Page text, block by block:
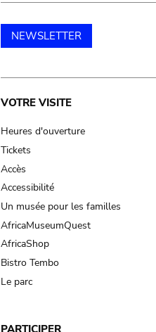
NEWSLETTER
Main
navigation
VOTRE VISITE
Heures d'ouverture
Tickets
Accès
Accessibilité
Un musée pour les familles
AfricaMuseumQuest
AfricaShop
Bistro Tembo
Le parc
PARTICIPER